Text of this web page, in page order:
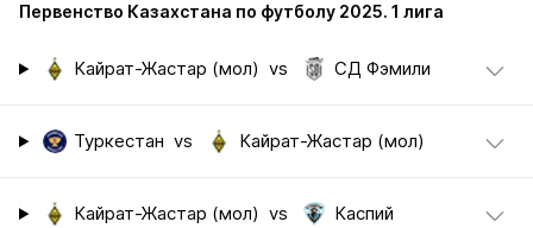
Первенство Казахстана по футболу 2025. 1 лига
Кайрат-Жастар (мол) vs СД Фэмили
Туркестан vs Кайрат-Жастар (мол)
Кайрат-Жастар (мол) vs Каспий